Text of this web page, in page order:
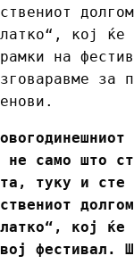
кој ќе
на
за
не само што
туку и сте
кој ќе
фестивал.